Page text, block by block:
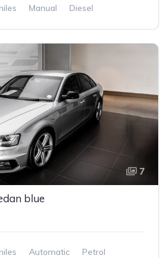
Manual
Diesel
7
blue
Automatic Petrol